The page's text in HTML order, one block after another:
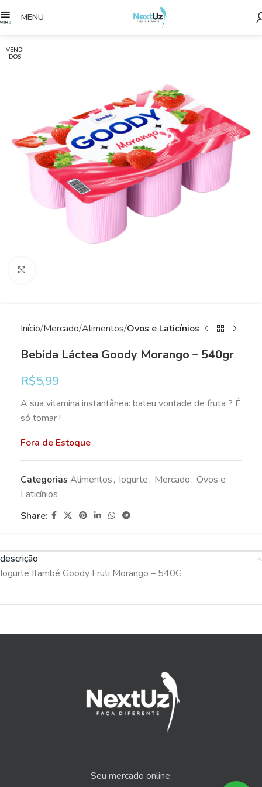
MENU
VENDI
DOS
Início Mercado Alimentos Ovos e Laticínios
Bebida Láctea Goody Morango – 540gr
R$5,99
A sua vitamina instantânea: bateu vontade de fruta ? É
só tomar !
Fora de Estoque
Categorias Alimentos, Iogurte, Mercado, Ovos e
Laticínios
Share:
descrição
Iogurte Itambé Goody Fruti Morango – 540G
Seu mercado online.